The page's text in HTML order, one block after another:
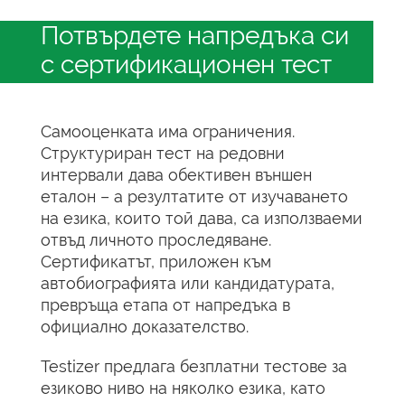
Потвърдете напредъка си
с сертификационен тест
Самооценката има ограничения.
Структуриран тест на редовни
интервали дава обективен външен
еталон – а резултатите от изучаването
на езика, които той дава, са използваеми
отвъд личното проследяване.
Сертификатът, приложен към
автобиографията или кандидатурата,
превръща етапа от напредъка в
официално доказателство.
Testizer предлага безплатни тестове за
езиково ниво на няколко езика, като